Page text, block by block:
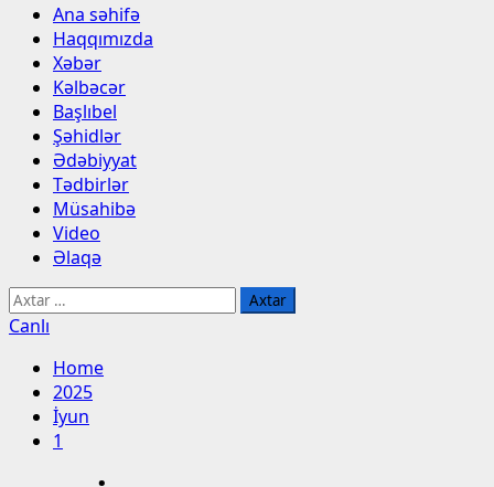
Primary
Menu
Ana səhifə
Haqqımızda
Xəbər
Kəlbəcər
Başlıbel
Şəhidlər
Ədəbiyyat
Tədbirlər
Müsahibə
Video
Əlaqə
Axtarış:
Canlı
Home
2025
İyun
1